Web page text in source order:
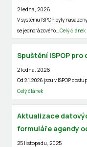
2 ledna, 2026
V systému ISPOP byly
se jednorázového…Celý článek
Spuštění ISPOP
2 ledna, 2026
Od 2.1.2026 jsou v ISPOP
Celý článek
Aktualizace
formuláře agendy
25 listopadu, 2025